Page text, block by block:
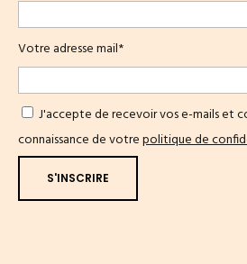
Votre adresse mail*
J'accepte de recevoir vos e-mails et
connaissance de votrepolitique de